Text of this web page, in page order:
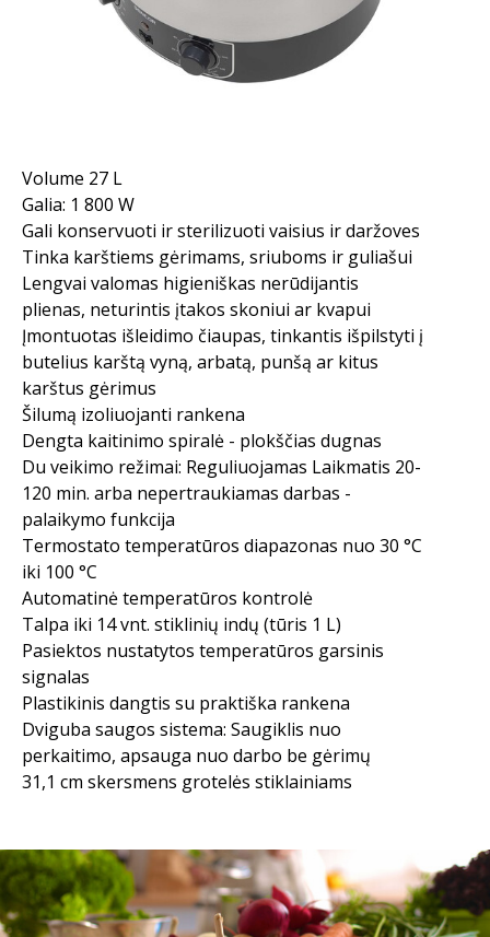
Volume 27 L
Galia: 1 800 W
Gali konservuoti ir sterilizuoti vaisius ir daržoves
Tinka karštiems gėrimams, sriuboms ir guliašui
Lengvai valomas higieniškas nerūdijantis
plienas, neturintis įtakos skoniui ar kvapui
Įmontuotas išleidimo čiaupas, tinkantis išpilstyti į
butelius karštą vyną, arbatą, punšą ar kitus
karštus gėrimus
Šilumą izoliuojanti rankena
Dengta kaitinimo spiralė - plokščias dugnas
Du veikimo režimai: Reguliuojamas Laikmatis 20-
120 min. arba nepertraukiamas darbas -
palaikymo funkcija
Termostato temperatūros diapazonas nuo 30 °C
iki 100 °C
Automatinė temperatūros kontrolė
Talpa iki 14 vnt. stiklinių indų (tūris 1 L)
Pasiektos nustatytos temperatūros garsinis
signalas
Plastikinis dangtis su praktiška rankena
Dviguba saugos sistema: Saugiklis nuo
perkaitimo, apsauga nuo darbo be gėrimų
31,1 cm skersmens grotelės stiklainiams